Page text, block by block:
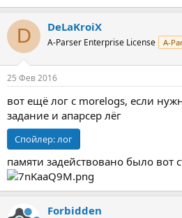
D DeLaKroiX
A-Parser Enterprise License A-
25 Фев 2016
вот ещё лог с morelogs, если
задание и апарсер лёг
Спойлер: лог
памяти задействовано было вот
Forbidden